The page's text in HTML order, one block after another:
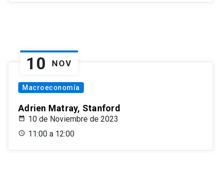
10 NOV
Macroeconomía
Adrien Matray, Stanford
10 de Noviembre de 2023
11:00 a 12:00